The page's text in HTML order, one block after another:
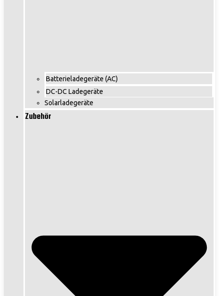
Batterieladegeräte (AC)
DC-DC Ladegeräte
Solarladegeräte
Zubehör